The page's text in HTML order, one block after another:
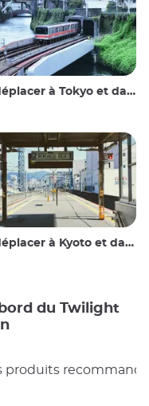
à Tokyo et dans les environs
à Kyoto et dans les environs
du Twilight
produits